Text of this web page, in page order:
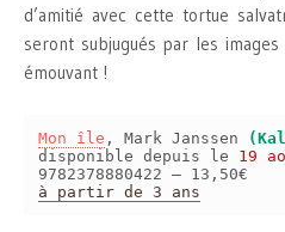
d’amitié avec cette tortue
seront subjugués par les
émouvant !
Mon île , Mark Janssen
disponible depuis le 19
9782378880422 – 13,50€
à partir de 3 ans